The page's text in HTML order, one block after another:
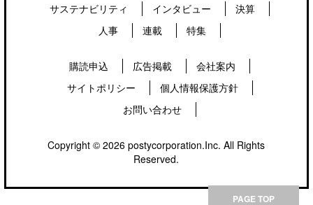
サステナビリティ
インタビュー
決算
人事
連載 特集
購読申込 広告掲載
会社案内
サイトポリシー
個人情報保護方針
お問い合わせ
Copyright © 2026 postycorporation.Inc. All Rights
Reserved.
PAGE TOP